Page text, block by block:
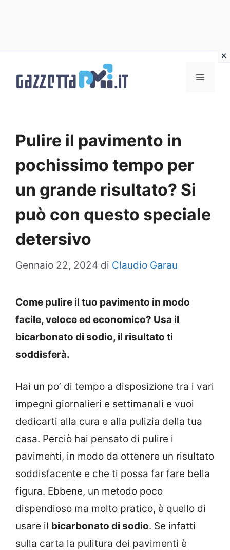
Menu
Pulire il pavimento in
pochissimo tempo per
un grande risultato? Si
può con questo speciale
detersivo
Gennaio 22, 2024 di Claudio Garau
Come pulire il tuo pavimento in modo
facile, veloce ed economico? Usa il
bicarbonato di sodio, il risultato ti
soddisferà.
Hai un po’ di tempo a disposizione tra i vari
impegni giornalieri e settimanali e vuoi
dedicarti alla cura e alla pulizia della tua
casa. Perciò hai pensato di pulire i
pavimenti, in modo da ottenere un risultato
soddisfacente e che ti possa far fare bella
figura. Ebbene, un metodo poco
dispendioso ma molto pratico, è quello di
usare il bicarbonato di sodio. Se infatti
sulla carta la pulitura dei pavimenti è